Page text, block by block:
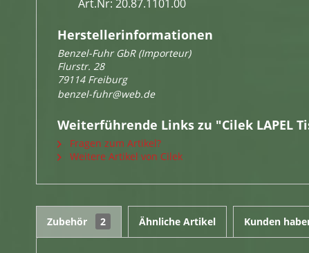
Art.Nr: 20.87.1101.00
Herstellerinformationen
Benzel-Fuhr GbR (Importeur)
Flurstr. 28
79114 Freiburg
benzel-fuhr@web.de
Weiterführende Links zu "Cilek LAPEL
Fragen zum Artikel?
Weitere Artikel von Cilek
Zubehör 2 Ähnliche Artikel Kunden